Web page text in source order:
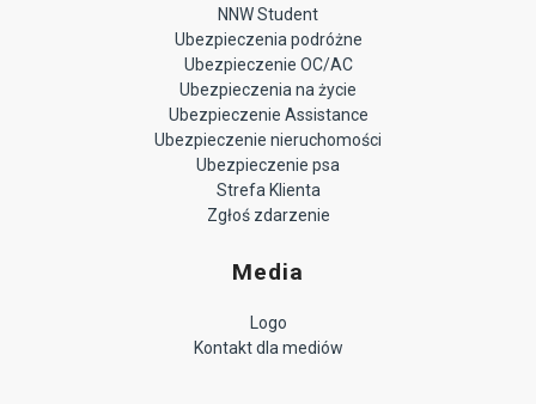
NNW Student
Ubezpieczenia podróżne
Ubezpieczenie OC/AC
Ubezpieczenia na życie
Ubezpieczenie Assistance
Ubezpieczenie nieruchomości
Ubezpieczenie psa
Strefa Klienta
Zgłoś zdarzenie
Media
Logo
Kontakt dla mediów